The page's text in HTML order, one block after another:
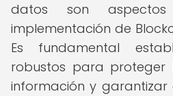
datos son
implementación de
Es fundamental
robustos para
información y